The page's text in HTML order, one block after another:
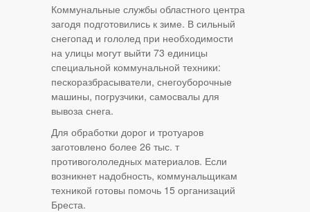
Коммунальные службы областного центра
загодя подготовились к зиме. В сильный
снегопад и гололед при необходимости
на улицы могут выйти 73 единицы
специальной коммунальной техники:
пескоразбрасыватели, снегоуборочные
машины, погрузчики, самосвалы для
вывоза снега.
Для обработки дорог и тротуаров
заготовлено более 26 тыс. т
противогололедных материалов. Если
возникнет надобность, коммунальщикам
техникой готовы помочь 15 организаций
Бреста.